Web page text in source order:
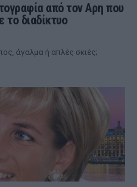
από τον Αρη που
το διαδίκτυο
άγαλμα ή απλές σκιές;